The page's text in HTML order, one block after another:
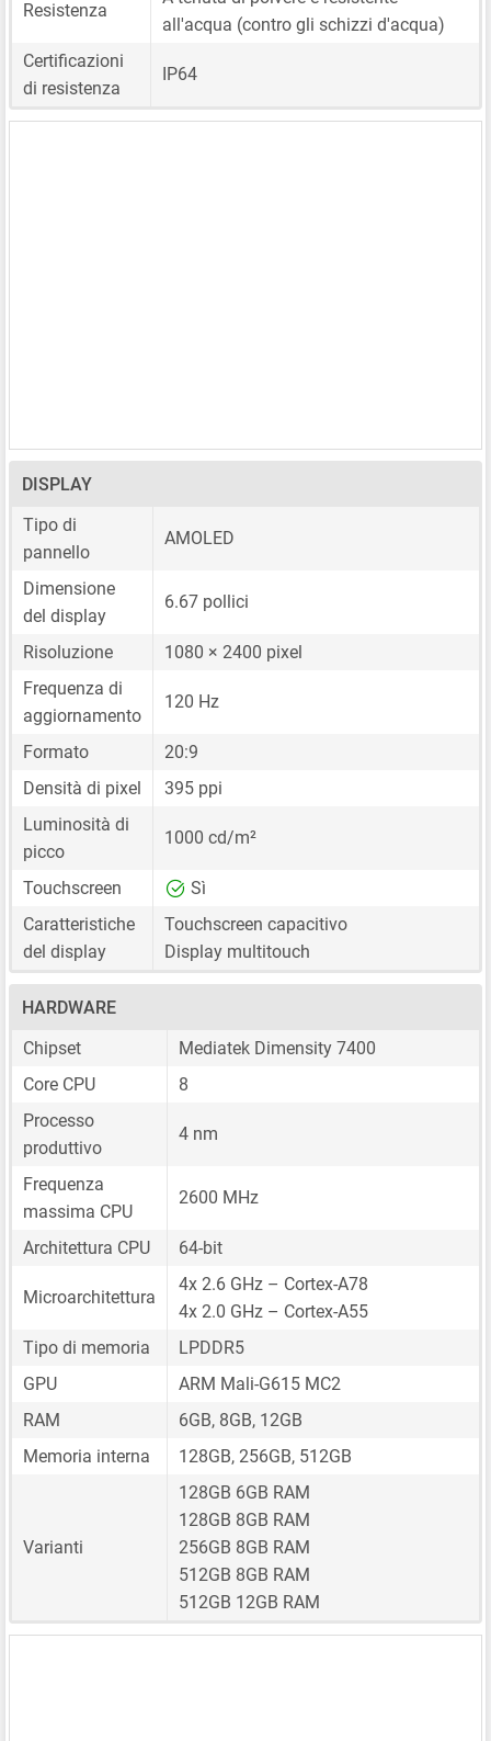
Resistenza
all'acqua (contro gli schizzi d'acqua)
Certificazioni
di resistenza
IP64
DISPLAY
Tipo di
pannello
AMOLED
Dimensione
del display
6.67 pollici
Risoluzione
1080 × 2400 pixel
Frequenza di
aggiornamento
120 Hz
Formato
20:9
Densità di pixel
395 ppi
Luminosità di
picco
1000 cd/m²
Touchscreen
Sì
Caratteristiche
del display
Touchscreen capacitivo
Display multitouch
HARDWARE
Chipset
Mediatek Dimensity 7400
Core CPU
8
Processo
produttivo
4 nm
Frequenza
massima CPU
2600 MHz
Architettura CPU 64-bit
Microarchitettura
4x 2.6 GHz – Cortex-A78
4x 2.0 GHz – Cortex-A55
Tipo di memoria
LPDDR5
GPU
ARM Mali-G615 MC2
RAM
6GB, 8GB, 12GB
Memoria interna
128GB, 256GB, 512GB
Varianti
128GB 6GB RAM
128GB 8GB RAM
256GB 8GB RAM
512GB 8GB RAM
512GB 12GB RAM